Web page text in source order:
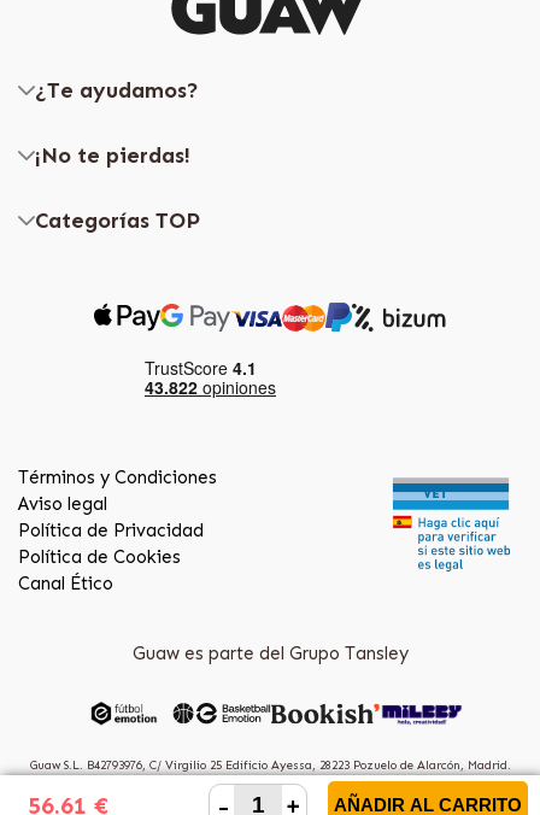
56.61 € - + AÑADIR AL CARRITO
¿Te ayudamos?
¡No te pierdas!
Categorías TOP
Términos y Condiciones
Aviso legal
Política de Privacidad
Política de Cookies
Canal Ético
Guaw es parte del Grupo Tansley
Guaw S.L. B42793976, C/ Virgilio 25 Edificio Ayessa, 28223 Pozuelo de Alarcón, Madrid.
(Spain)